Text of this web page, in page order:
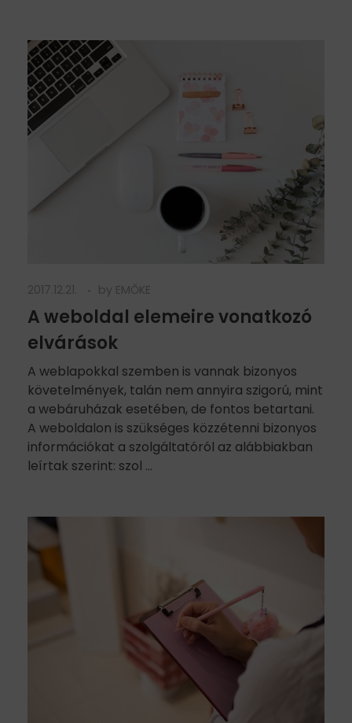
2017.12.21. by EMŐKE
A weboldal elemeire vonatkozó
elvárások
A weblapokkal szemben is vannak bizonyos
követelmények, talán nem annyira szigorú, mint
a webáruházak esetében, de fontos betartani.
A weboldalon is szükséges közzétenni bizonyos
információkat a szolgáltatóról az alábbiakban
leírtak szerint: szol ...